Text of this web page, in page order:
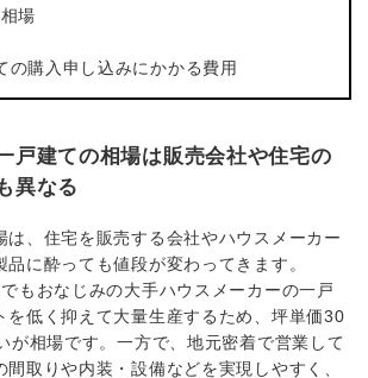
場
の購入申し込みにかかる費用
戸建ての相場は販売会社や住宅の
異なる
は、住宅を販売する会社やハウスメーカー
に酔っても値段が変わってきます。
もおなじみの大手ハウスメーカーの一戸
を低く抑えて大量生産するため、坪単価30
が相場です。一方で、地元密着で営業して
取りや内装・設備などを実現しやすく、